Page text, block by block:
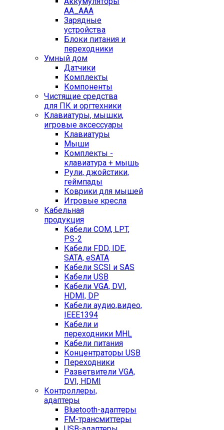
AA_AAA
Зарядные
устройства
Блоки питания и
переходники
Умный дом
Датчики
Комплекты
Компоненты
Чистящие средства
для ПК и оргтехники
Клавиатуры, мышки,
игровые аксессуары
Клавиатуры
Мыши
Комплекты -
клавиатура + мышь
Рули, джойстики,
геймпады
Коврики для мышей
Игровые кресла
Кабельная
продукция
Кабели COM, LPT,
PS-2
Кабели FDD, IDE,
SATA, eSATA
Кабели SCSI и SAS
Кабели USB
Кабели VGA, DVI,
HDMI, DP
Кабели аудио,видео,
IEEE1394
Кабели и
переходники MHL
Кабели питания
Концентраторы USB
Переходники
Разветвители VGA,
DVI, HDMI
Контроллеры,
адаптеры
Bluetooth-адаптеры
FM-трансмиттеры